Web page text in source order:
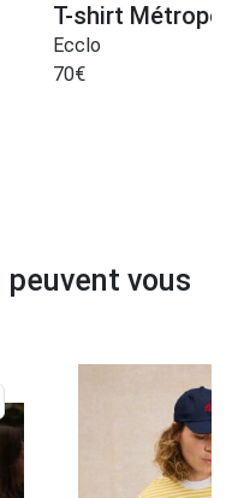
T-shirt
Ecclo
70€
vous